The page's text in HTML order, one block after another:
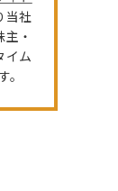
当社
・
イム